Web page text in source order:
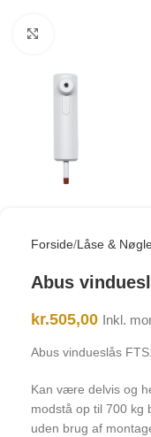
Forside Låse &
Abus
kr.505,00 Inkl.
Abus vindueslås
Kan være delvis og
modstå op til 700 kg
uden brug af